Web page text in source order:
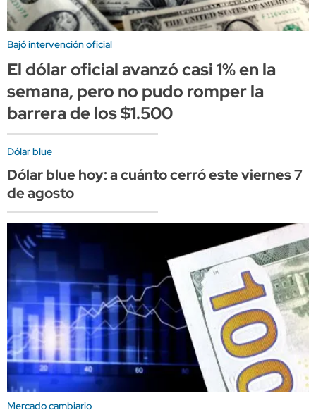
Bajó intervención oficial
El dólar oficial avanzó casi 1% en la
semana, pero no pudo romper la
barrera de los $1.500
Dólar blue
Dólar blue hoy: a cuánto cerró este viernes 7
de agosto
Mercado cambiario